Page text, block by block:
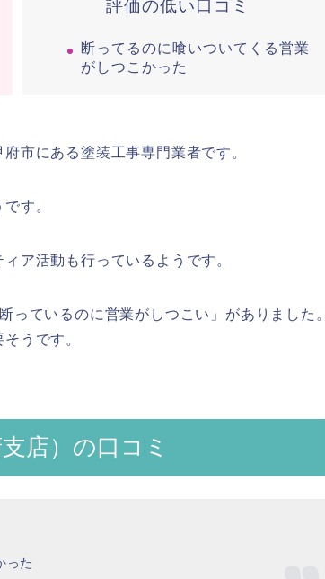
評価の低い口コミ
断ってるのに喰いついてくる営業
がしつこかった
市にある塗装工事専門業者です。
す。
ア活動も行っているようです。
っているのに営業がしつこい」がありました。
うです。
店）の口コミ
った